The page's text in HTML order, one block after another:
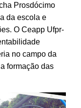
Prosdócimo
da escola e
O Ceapp Ufpr-
no campo da
formação das